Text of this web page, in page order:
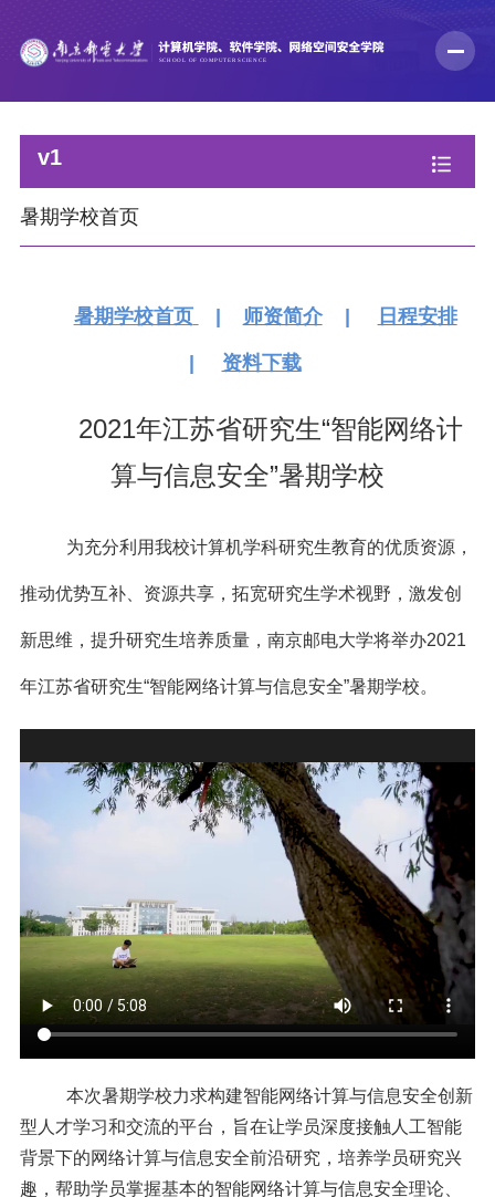
v1
暑期学校首页
暑期学校首页 | 师资简介 | 日程安排
| 资料下载
2021年江苏省研究生“智能网络计
算与信息安全”暑期学校
为充分利用我校计算机学科研究生教育的优质资源，
推动优势互补、资源共享，拓宽研究生学术视野，激发创
新思维，提升研究生培养质量，南京邮电大学将举办2021
年江苏省研究生“智能网络计算与信息安全”暑期学校。
本次暑期学校力求构建智能网络计算与信息安全创新
型人才学习和交流的平台，旨在让学员深度接触人工智能
背景下的网络计算与信息安全前沿研究，培养学员研究兴
趣，帮助学员掌握基本的智能网络计算与信息安全理论、